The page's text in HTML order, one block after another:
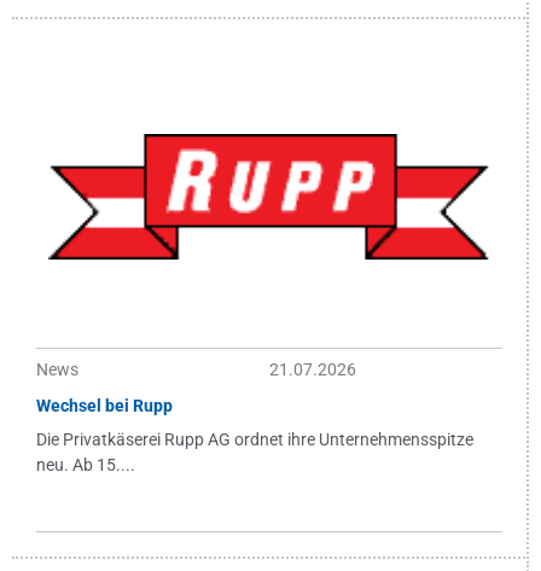
News
21.07.2026
Wechsel bei Rupp
Die Privatkäserei Rupp AG ordnet ihre Unternehmensspitze
neu. Ab 15....